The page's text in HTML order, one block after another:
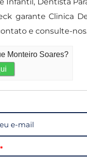
garante Clinica
e consulte-
Monteiro Soares?
*